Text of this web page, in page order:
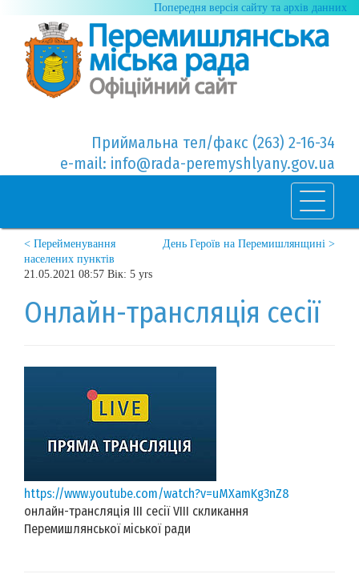
Попередня версія сайту та архів данних
Приймальна тел/факс (263) 2-16-34
e-mail: info@rada-peremyshlyany.gov.ua
День Героїв на Перемишлянщині >
< Перейменування
населених пунктів
21.05.2021 08:57 Вік: 5 yrs
Онлайн-трансляція сесії
https://www.youtube.com/watch?v=uMXamKg3nZ8
онлайн-трансляція ІІІ сесії VIII скликання
Перемишлянської міської ради